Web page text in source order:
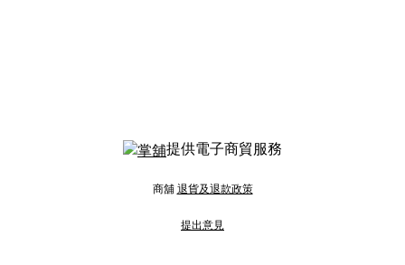
提供電子商貿服務
商舖 退貨及退款政策
提出意見